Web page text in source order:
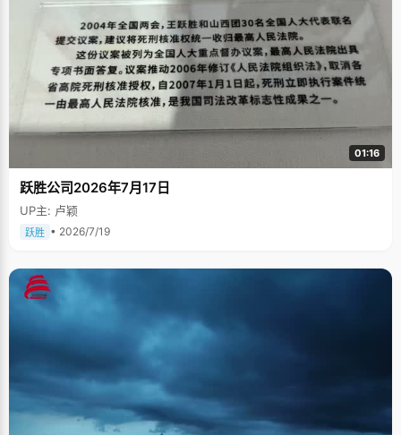
01:16
跃胜公司2026年7月17日
UP主: 卢颖
跃胜 • 2026/7/19